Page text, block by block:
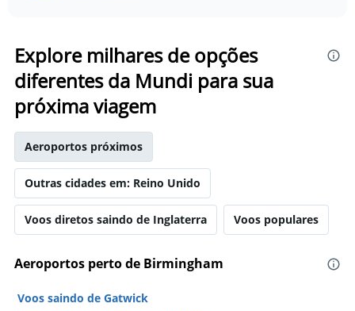
Explore milhares de opções
diferentes da Mundi para sua
próxima viagem
Aeroportos próximos
Outras cidades em: Reino Unido
Voos diretos saindo de Inglaterra Voos populares
Aeroportos perto de Birmingham
Voos saindo de Gatwick